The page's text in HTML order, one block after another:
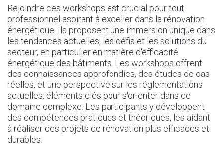
Rejoindre ces workshops est crucial pour tout
professionnel aspirant à exceller dans la rénovation
énergétique. Ils proposent une immersion unique dans
les tendances actuelles, les défis et les solutions du
secteur, en particulier en matière d'efficacité
énergétique des bâtiments. Les workshops offrent
des connaissances approfondies, des études de cas
réelles, et une perspective sur les réglementations
actuelles, éléments clés pour s'orienter dans ce
domaine complexe. Les participants y développent
des compétences pratiques et théoriques, les aidant
à réaliser des projets de rénovation plus efficaces et
durables.